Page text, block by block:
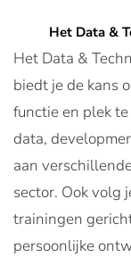
Het Data &
Het Data &
biedt je de kans
functie en plek
data,
aan
sector. Ook volg
trainingen
persoonlijke